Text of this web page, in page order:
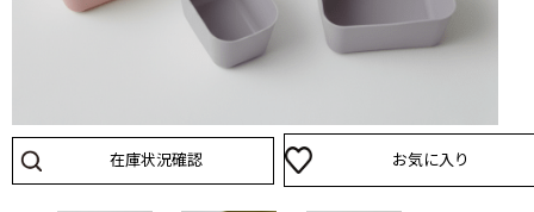
在庫状況確認 お気に入り